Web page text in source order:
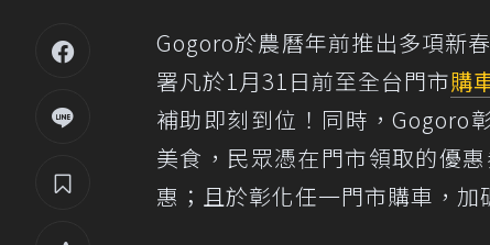
Gogoro於農曆年前推出多項新
署凡於1月31日前至全台門市購
補助即刻到位！同時，Gogoro
美食，民眾憑在門市領取的優
惠；且於彰化任一門市購車，